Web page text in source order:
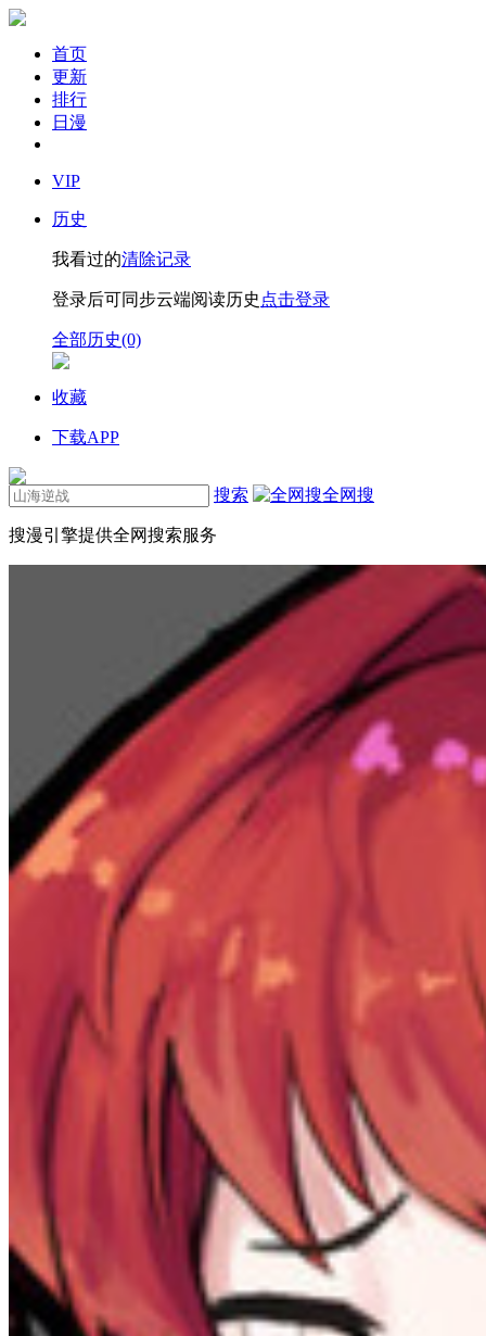
首页
更新
排行
日漫
VIP
历史
我看过的清除记录
登录后可同步云端阅读历史 点击登录
全部历史(0)
收藏
下载APP
搜索 全网搜
搜漫引擎提供全网搜索服务